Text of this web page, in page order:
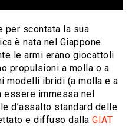
per scontata la sua
è nata nel Giappone
le armi erano giocattoli
propulsioni a molla o a
modelli ibridi (a molla e a
essere immessa nel
d’assalto standard delle
e diffuso dalla GIAT